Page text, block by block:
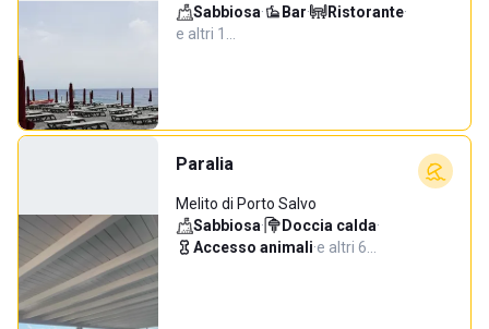
Sabbiosa· Bar· Ristorante·
e altri 1…
Paralia
Melito di Porto Salvo
Sabbiosa· Doccia calda·
Accesso animali·e altri 6…